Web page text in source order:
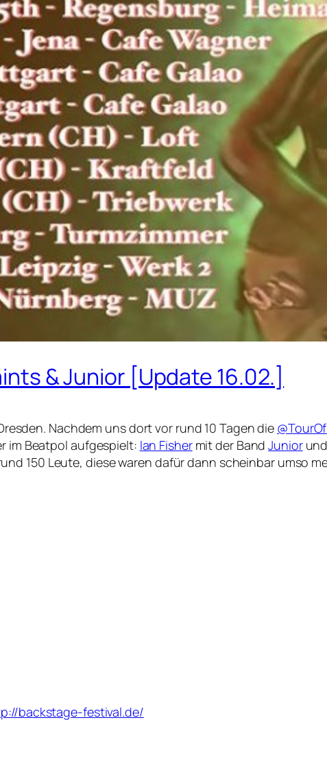
& Junior [Update 16.02.]
Nachdem uns dort vor rund 10 Tagen die
im Beatpol aufgespielt: Ian Fishermit der BandJunior
150 Leute, diese waren dafür dann scheinbar umso
backstage-festival.de/